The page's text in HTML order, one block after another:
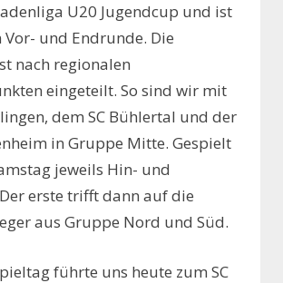
U20 Jugendcup und ist
und Endrunde. Die
nach regionalen
eingeteilt. So sind wir mit
dem SC Bühlertal und der
in Gruppe Mitte. Gespielt
jeweils Hin- und
erste trifft dann auf die
aus Gruppe Nord und Süd.
führte uns heute zum SC